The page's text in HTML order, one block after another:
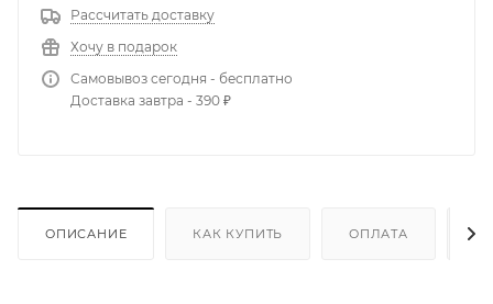
Рассчитать доставку
Хочу в подарок
Самовывоз сегодня - бесплатно
Доставка завтра - 390 ₽
ОПИСАНИЕ КАК КУПИТЬ ОПЛАТА